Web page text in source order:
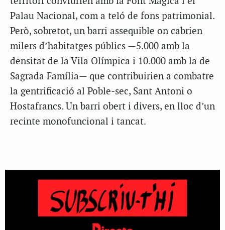
Palau Nacional, com a teló de fons patrimonial.
Però, sobretot, un barri assequible on cabrien
milers d’habitatges públics —5.000 amb la
densitat de la Vila Olímpica i 10.000 amb la de
Sagrada Família— que contribuirien a combatre
la gentrificació al Poble-sec, Sant Antoni o
Hostafrancs. Un barri obert i divers, en lloc d’un
recinte monofuncional i tancat.